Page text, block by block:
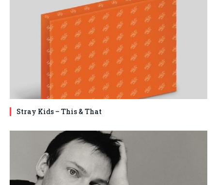
Stray Kids – This & That